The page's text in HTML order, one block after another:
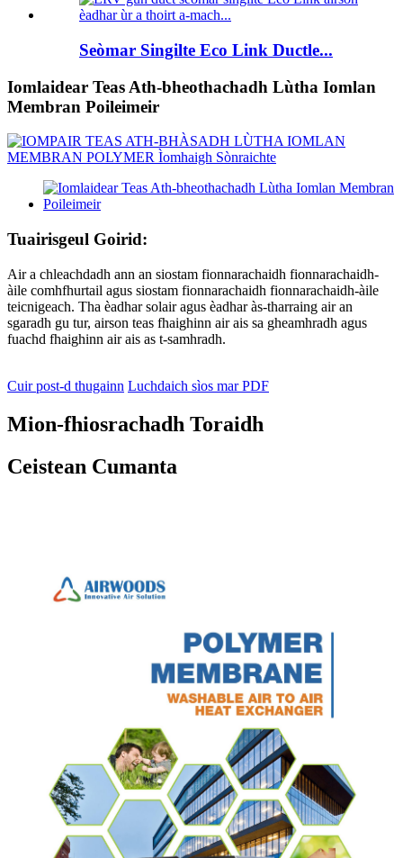
Seòmar Singilte Eco Link Ductle...
Iomlaidear Teas Ath-bheothachadh Lùtha Iomlan
Membran Poileimeir
Tuairisgeul Goirid:
Air a chleachdadh ann an siostam fionnarachaidh fionnarachaidh-
àile comhfhurtail agus siostam fionnarachaidh fionnarachaidh-àile
teicnigeach. Tha èadhar solair agus èadhar às-tharraing air an
sgaradh gu tur, airson teas fhaighinn air ais sa gheamhradh agus
fuachd fhaighinn air ais as t-samhradh.
Cuir post-d thugainn Luchdaich sìos mar PDF
Mion-fhiosrachadh Toraidh
Ceistean Cumanta